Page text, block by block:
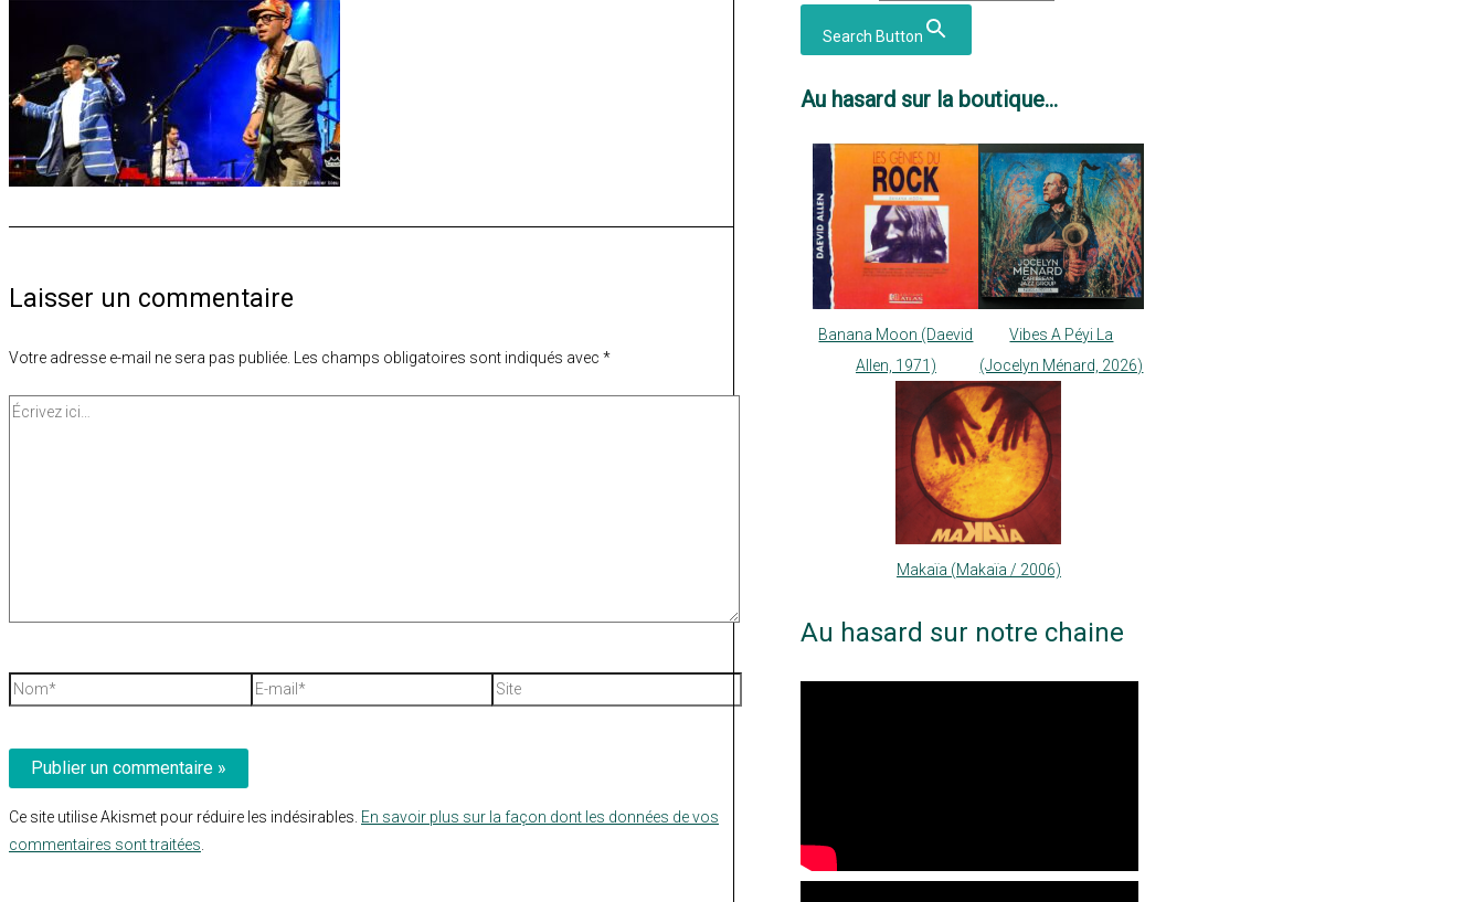
Laisser un commentaire
Votre adresse e-mail ne sera pas publiée. Les champs obligatoires sont indiqués avec *
Écrivez
Nom*
E-
mail*
Site
Ce site utilise Akismet pour réduire les indésirables. En savoir plus sur la façon dont les données de vos
commentaires sont traitées
Search Button
Au hasard sur la boutique...
Banana Moon (Daevid
Allen, 1971)
Vibes A Péyi La
(Jocelyn Ménard, 2026)
Makaïa (Makaïa / 2006)
Au hasard sur notre chaine